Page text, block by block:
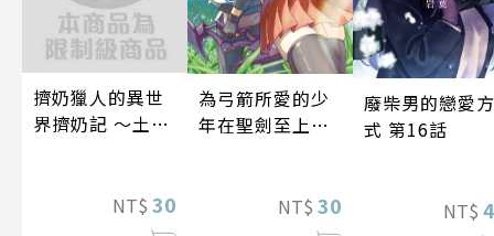
擠奶獵人的異世
界擠奶記 ～土氣
其心醉神迷～ 第
NT$ 30
為弓箭所愛的少
年在聖劍至上的
支援聖騎士們～
NT$ 30
廢柴男的戀愛方
式 第16話
NT$